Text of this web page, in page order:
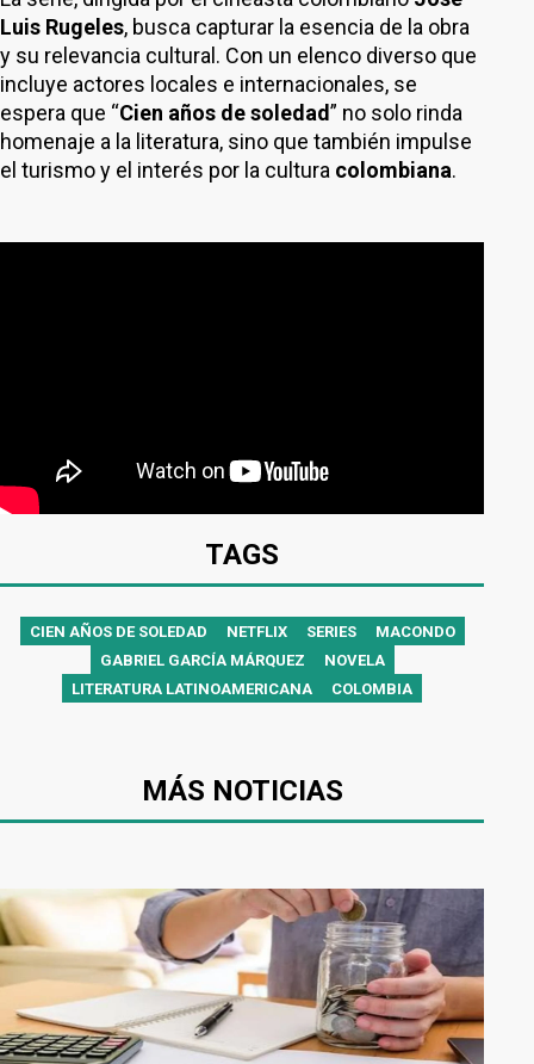
Luis Rugeles, busca capturar la esencia de la obra
y su relevancia cultural. Con un elenco diverso que
incluye actores locales e internacionales, se
espera que “Cien años de soledad” no solo rinda
homenaje a la literatura, sino que también impulse
el turismo y el interés por la cultura colombiana.
TAGS
CIEN AÑOS DE SOLEDAD NETFLIX SERIES
MACONDO
GABRIEL GARCÍA MÁRQUEZ
NOVELA
LITERATURA LATINOAMERICANA
COLOMBIA
MÁS NOTICIAS